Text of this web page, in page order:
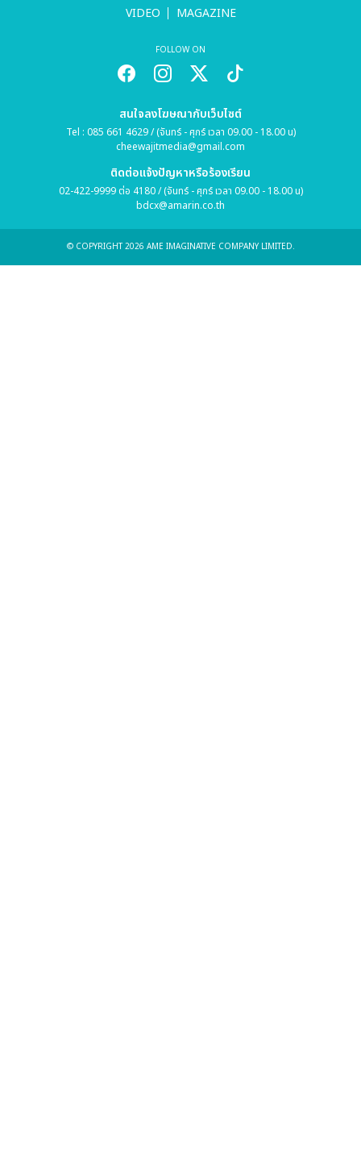
VIDEO
MAGAZINE
FOLLOW ON
สนใจลงโฆษณากับเว็บไซต์
Tel : 085 661 4629 / (จันทร์ - ศุกร์ เวลา 09.00 - 18.00 น)
cheewajitmedia@gmail.com
ติดต่อแจ้งปัญหาหรือร้องเรียน
02-422-9999 ต่อ 4180 / (จันทร์ - ศุกร์ เวลา 09.00 - 18.00 น)
bdcx@amarin.co.th
© COPYRIGHT 2026 AME IMAGINATIVE COMPANY LIMITED.